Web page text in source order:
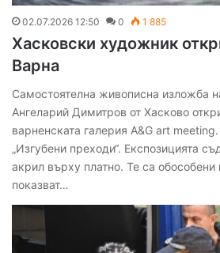
02.07.2026 12:50 0 1 885
Хасковски художник
Варна
Самостоятелна живописна изложба
Ангеларий Димитров от Хасково
варненската галерия A&G art
„Изгубени преходи“. Експозицията
акрил върху платно. Те са
показват…